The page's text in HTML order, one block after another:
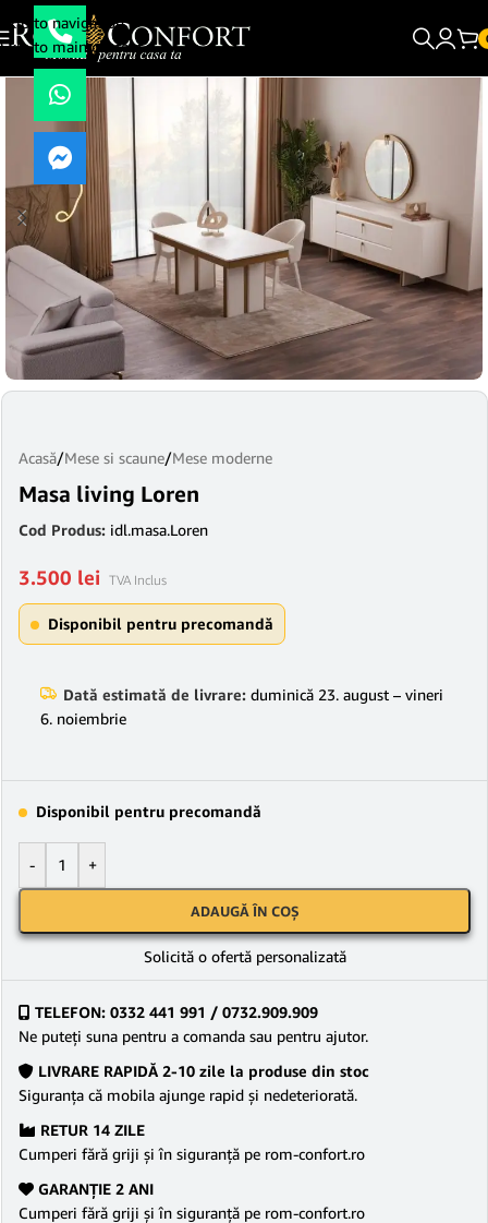
Skip to navigation
Skip to main content
Acasă/Mese si scaune/Mese moderne
Masa living Loren
Cod Produs: idl.masa.Loren
3.500 lei TVA Inclus
Disponibil pentru precomandă
Dată estimată de livrare: duminică 23. august – vineri
6. noiembrie
Disponibil pentru precomandă
- +
ADAUGĂ ÎN COȘ
Solicită o ofertă personalizată
TELEFON: 0332 441 991 / 0732.909.909
Ne puteţi suna pentru a comanda sau pentru ajutor.
LIVRARE RAPIDĂ 2-10 zile la produse din stoc
Siguranţa că mobila ajunge rapid şi nedeteriorată.
RETUR 14 ZILE
Cumperi fără griji şi în siguranţă pe rom-confort.ro
GARANŢIE 2 ANI
Cumperi fără griji şi în siguranţă pe rom-confort.ro